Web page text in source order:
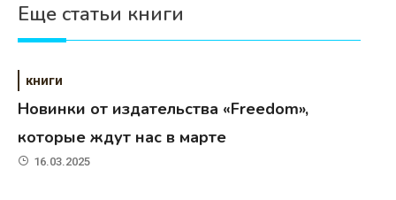
Еще статьи книги
книги
Новинки от издательства «Freedom»,
которые ждут нас в марте
16.03.2025